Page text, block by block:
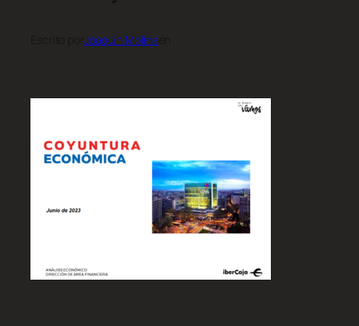
Joaquín Molina